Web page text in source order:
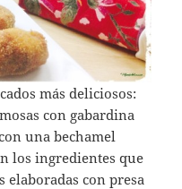
más deliciosos:
con gabardina
una bechamel
los ingredientes que
elaboradas con presa